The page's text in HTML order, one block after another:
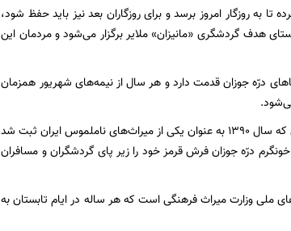
به روزگار امروز برسد و برای روزگاران بعد نیز باید حفظ شود،
گردشگری «مانیزان» ملایر برگزار می‌شود و مردمان این
درّه جوزان قدمت دارد و هر سال از نیمه‌های شهریور همزمان
سخن گفتن از آئین شیره‌پزی ساعت‌ها و روزها وقت می‌خواهد، رویدادی کهن که سال ۱۳۹۰ به عنوان یکی از میراث‌های ناملموس ایران ثبت شد
درّه جوزان فرش قرمز خود را زیر پای گردشگران و مسافران
در فهرست رویدادهای ملی وزارت میراث‌ فرهنگی است که هر ساله در ایام تابستان به